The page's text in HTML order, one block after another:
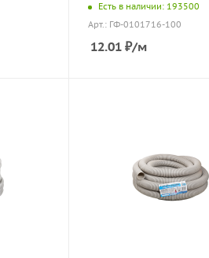
Есть в наличии: 193500
Арт.: ГФ-0101716-100
12.01₽/м